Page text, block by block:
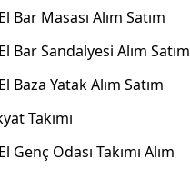
Bar Masası Alım Satım
Bar Sandalyesi Alım Satım
Baza Yatak Alım Satım
Takımı
Genç Odası Takımı Alım